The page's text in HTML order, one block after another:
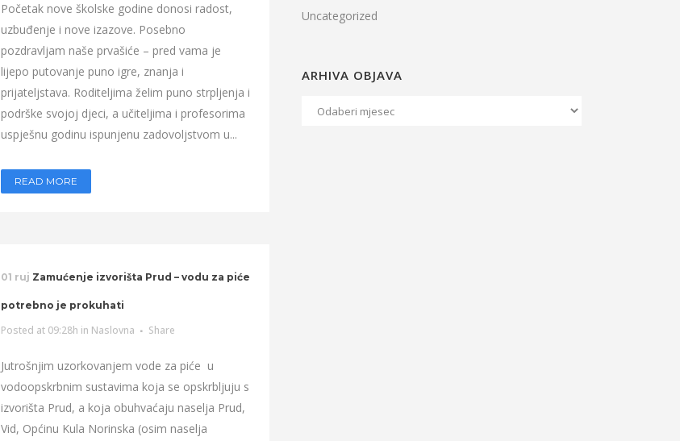
Početak nove školske godine donosi radost,
uzbuđenje i nove izazove. Posebno
pozdravljam naše prvašiće – pred vama je
lijepo putovanje puno igre, znanja i
prijateljstava. Roditeljima želim puno strpljenja i
podrške svojoj djeci, a učiteljima i profesorima
uspješnu godinu ispunjenu zadovoljstvom u...
READ MORE
01 ruj Zamućenje izvorišta Prud – vodu za piće
potrebno je prokuhati
Posted at 09:28h in Naslovna Share
Jutrošnjim uzorkovanjem vode za piće u
vodoopskrbnim sustavima koja se opskrbljuju s
izvorišta Prud, a koja obuhvaćaju naselja Prud,
Vid, Općinu Kula Norinska (osim naselja
Uncategorized
ARHIVA OBJAVA
Arhiva